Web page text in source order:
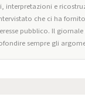
interpretazioni e
che ci ha
pubblico. Il
sempre gli